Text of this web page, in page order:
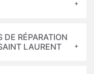
RÉPARATION
LAURENT